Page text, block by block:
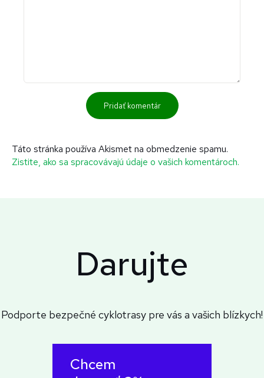
Táto stránka používa Akismet na obmedzenie spamu.
Zistite, ako sa spracovávajú údaje o vašich komentároch.
Darujte
Podporte bezpečné cyklotrasy pre vás a vašich blízkych!
Chcem